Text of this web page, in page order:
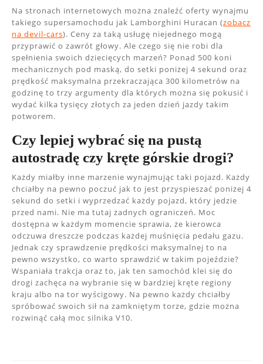
Na stronach internetowych można znaleźć oferty wynajmu
takiego supersamochodu jak Lamborghini Huracan (zobacz
na devil-cars). Ceny za taką usługę niejednego mogą
przyprawić o zawrót głowy. Ale czego się nie robi dla
spełnienia swoich dziecięcych marzeń? Ponad 500 koni
mechanicznych pod maską, do setki poniżej 4 sekund oraz
prędkość maksymalna przekraczająca 300 kilometrów na
godzinę to trzy argumenty dla których można się pokusić i
wydać kilka tysięcy złotych za jeden dzień jazdy takim
potworem.
Czy lepiej wybrać się na pustą
autostradę czy kręte górskie drogi?
Każdy miałby inne marzenie wynajmując taki pojazd. Każdy
chciałby na pewno poczuć jak to jest przyspieszać poniżej 4
sekund do setki i wyprzedzać każdy pojazd, który jedzie
przed nami. Nie ma tutaj żadnych ograniczeń. Moc
dostępna w każdym momencie sprawia, że kierowca
odczuwa dreszcze podczas każdej muśnięcia pedału gazu.
Jednak czy sprawdzenie prędkości maksymalnej to na
pewno wszystko, co warto sprawdzić w takim pojeździe?
Wspaniała trakcja oraz to, jak ten samochód klei się do
drogi zachęca na wybranie się w bardziej kręte regiony
kraju albo na tor wyścigowy. Na pewno każdy chciałby
spróbować swoich sił na zamkniętym torze, gdzie można
rozwinąć całą moc silnika V10.